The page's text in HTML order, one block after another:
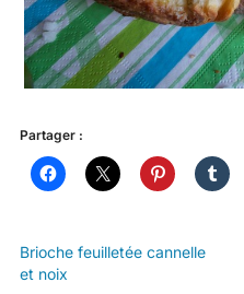
Partager :
Brioche feuilletée cannelle
et noix